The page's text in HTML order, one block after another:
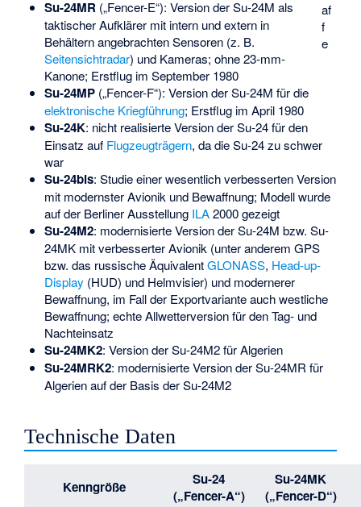
af
f
e
Su-24MR („Fencer-E“): Version der Su-24M als
taktischer Aufklärer mit intern und extern in
Behältern angebrachten Sensoren (z. B.
Seitensichtradar) und Kameras; ohne 23-mm-
Kanone; Erstflug im September 1980
Su-24MP(„Fencer-F“): Version der Su-24M für die
elektronische Kriegführung; Erstflug im April 1980
Su-24K: nicht realisierte Version der Su-24 für den
Einsatz auf Flugzeugträgern, da die Su-24 zu schwer
war
Su-24bis: Studie einer wesentlich verbesserten Version
mit modernster Avionik und Bewaffnung; Modell wurde
auf der Berliner Ausstellung ILA2000 gezeigt
Su-24M2: modernisierte Version der Su-24M bzw. Su-
24MK mit verbesserter Avionik (unter anderem GPS
bzw. das russische ÄquivalentGLONASS, Head-up-
Display (HUD) und Helmvisier) und modernerer
Bewaffnung, im Fall der Exportvariante auch westliche
Bewaffnung; echte Allwetterversion für den Tag- und
Nachteinsatz
Su-24MK2: Version der Su-24M2 für Algerien
Su-24MRK2: modernisierte Version der Su-24MR für
Algerien auf der Basis der Su-24M2
Technische Daten
Kenngröße
Su-24
(„Fencer-A“)
Su-24MK
(„Fencer-D“)